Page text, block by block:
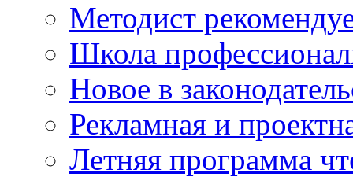
Методист
Школа
Новое в
Рекламная и
Летняя программа